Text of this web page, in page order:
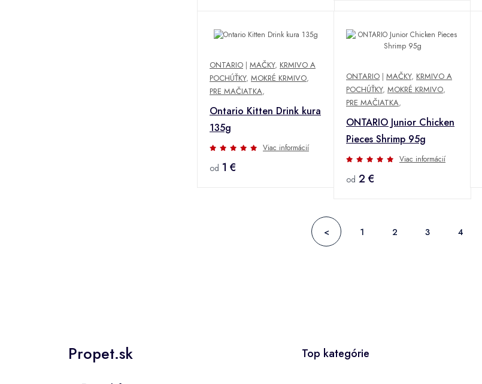
ONTARIO | MAČKY, KRMIVO A
POCHÚŤKY, MOKRÉ KRMIVO,
PRE MAČIATKA,
Ontario Kitten Drink kura
135g
Viac informácií
od 1 €
ONTARIO | MAČKY, KRMIVO A
POCHÚŤKY, MOKRÉ KRMIVO,
PRE MAČIATKA,
ONTARIO Junior Chicken
Pieces Shrimp 95g
Viac informácií
od 2 €
< 1 2 3 4
Propet.sk Top kategórie